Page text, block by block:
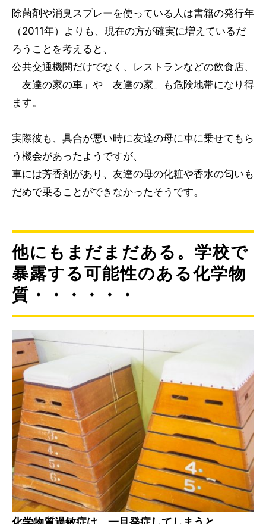
除菌剤や消臭スプレーを使っている人は書籍の発行年
（2011年）よりも、現在の方が確実に増えているだ
ろうことを考えると、
公共交通機関だけでなく、レストランなどの飲食店、
「友達の家の車」や「友達の家」も危険地帯になり得
ます。
実際彼も、具合が悪い時に友達の母に車に乗せてもら
う機会があったようですが、
車には芳香剤があり、友達の母の化粧や香水の匂いも
だめで乗ることができなかったそうです。
他にもまだまだある。学校で
暴露する可能性のある化学物
質・・・・・・